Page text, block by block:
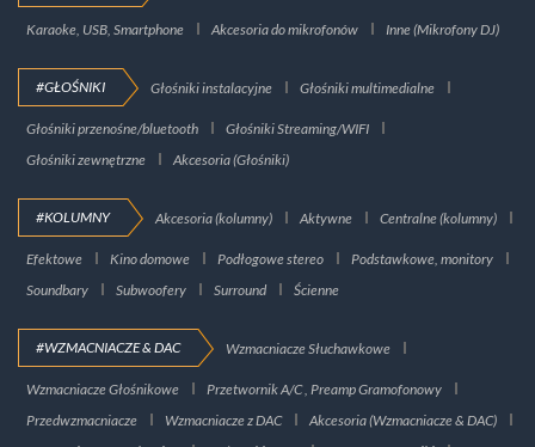
Karaoke, USB, Smartphone Akcesoria do mikrofonów Inne (Mikrofony DJ)
#GŁOŚNIKI Głośniki instalacyjne Głośniki multimedialne
Głośniki przenośne/bluetooth
Głośniki Streaming/WIFI
Głośniki zewnętrzne
Akcesoria (Głośniki)
#KOLUMNY Akcesoria (kolumny) Aktywne Centralne (kolumny)
Efektowe Kino domowe Podłogowe stereo
Podstawkowe, monitory
Soundbary
Subwoofery Surround Ścienne
#WZMACNIACZE & DAC Wzmacniacze Słuchawkowe
Wzmacniacze Głośnikowe
Przetwornik A/C , Preamp Gramofonowy
Przedwzmacniacze
Wzmacniacze z DAC
Akcesoria (Wzmacniacze & DAC)